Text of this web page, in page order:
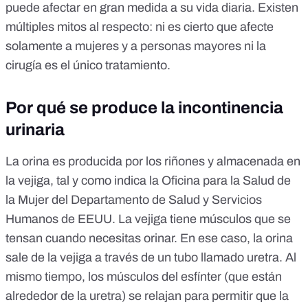
puede afectar en gran medida a su vida diaria. Existen
múltiples mitos al respecto: ni es cierto que afecte
solamente a mujeres y a personas mayores ni la
cirugía es el único tratamiento.
Por qué se produce la incontinencia
urinaria
La orina es producida por los riñones y almacenada en
la vejiga, tal y como indica la Oficina para la Salud de
la Mujer del Departamento de Salud y Servicios
Humanos de EEUU. La vejiga tiene músculos que se
tensan cuando necesitas orinar. En ese caso, la orina
sale de la vejiga a través de un tubo llamado uretra. Al
mismo tiempo, los músculos del esfínter (que están
alrededor de la uretra) se relajan para permitir que la